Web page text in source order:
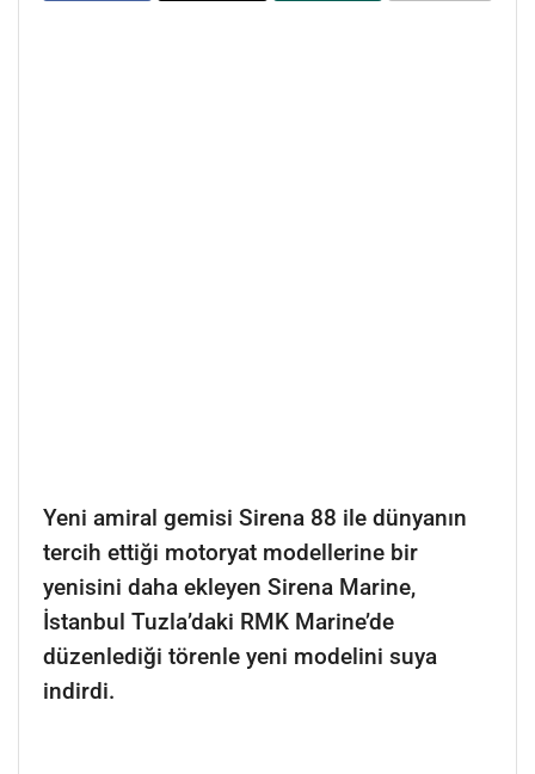
Yeni amiral gemisi Sirena 88 ile dünyanın
tercih ettiği motoryat modellerine bir
yenisini daha ekleyen Sirena Marine,
İstanbul Tuzla’daki RMK Marine’de
düzenlediği törenle yeni modelini suya
indirdi.